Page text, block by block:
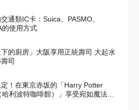
通類IC卡：Suica、PASMO、
的使用方式
的廚房」大阪享用正統壽司 大起水
司
！在東京赤坂的「Harry Potter
利波特咖啡館）」享受宛如魔法般